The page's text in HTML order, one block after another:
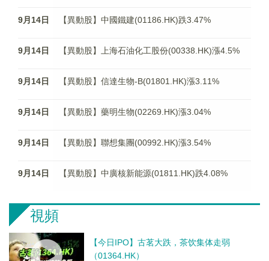
9月14日 【異動股】中國鐵建(01186.HK)跌3.47%
9月14日 【異動股】上海石油化工股份(00338.HK)漲4.5%
9月14日 【異動股】信達生物-B(01801.HK)漲3.11%
9月14日 【異動股】藥明生物(02269.HK)漲3.04%
9月14日 【異動股】聯想集團(00992.HK)漲3.54%
9月14日 【異動股】中廣核新能源(01811.HK)跌4.08%
視頻
【今日IPO】古茗大跌，茶饮集体走弱
（01364.HK）